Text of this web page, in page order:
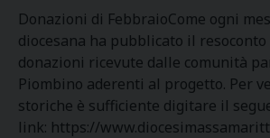
Donazioni di FebbraioCome ogni
diocesana ha pubblicato il
donazioni ricevute dalle comunità
Piombino aderenti al progetto. Per
storiche è sufficiente digitare il
link: https://